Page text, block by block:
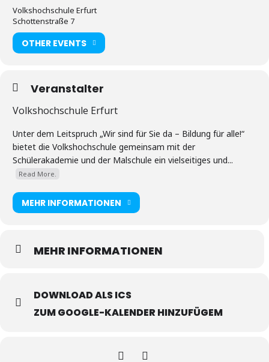
Volkshochschule Erfurt
Schottenstraße 7
OTHER EVENTS
Veranstalter
Volkshochschule Erfurt
Unter dem Leitspruch „Wir sind für Sie da – Bildung für alle!“
bietet die Volkshochschule gemeinsam mit der
Schülerakademie und der Malschule ein vielseitiges und...
Read More.
MEHR INFORMATIONEN
MEHR INFORMATIONEN
DOWNLOAD ALS ICS
ZUM GOOGLE-KALENDER HINZUFÜGEM